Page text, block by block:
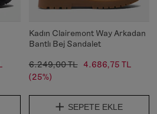
Kadın Clairemont Way Arkadan
Bantlı Bej Sandalet
6.249,00 TL 4.686,75 TL
(25%)
SEPETE EKLE